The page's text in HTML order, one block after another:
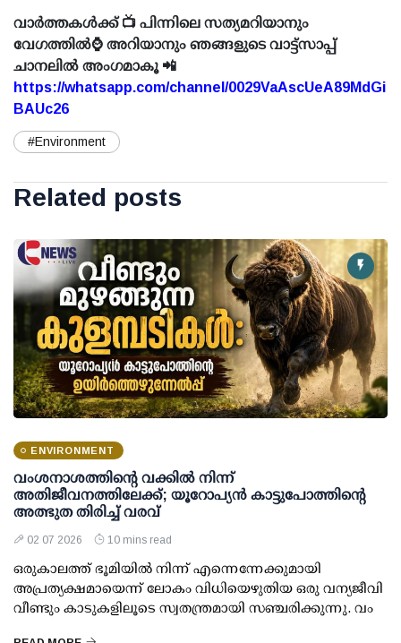
വാർത്തകൾക്ക് 📺 പിന്നിലെ സത്യമറിയാനും
വേഗത്തിൽ⌚ അറിയാനും ഞങ്ങളുടെ വാട്ട്സാപ്പ്
ചാനലിൽ അംഗമാകൂ 📲
https://whatsapp.com/channel/0029VaAscUeA89MdGi
BAUc26
#Environment
Related posts
ENVIRONMENT
വംശനാശത്തിന്റെ വക്കില്‍ നിന്ന്
അതിജീവനത്തിലേക്ക്; യൂറോപ്യന്‍ കാട്ടുപോത്തിന്റെ
അത്ഭുത തിരിച്ച് വരവ്
02 07 2026 10 mins read
ഒരുകാലത്ത് ഭൂമിയില്‍ നിന്ന് എന്നെന്നേക്കുമായി
അപ്രത്യക്ഷമായെന്ന് ലോകം വിധിയെഴുതിയ ഒരു വന്യജീവി
വീണ്ടും കാടുകളിലൂടെ സ്വതന്ത്രമായി സഞ്ചരിക്കുന്നു. വം